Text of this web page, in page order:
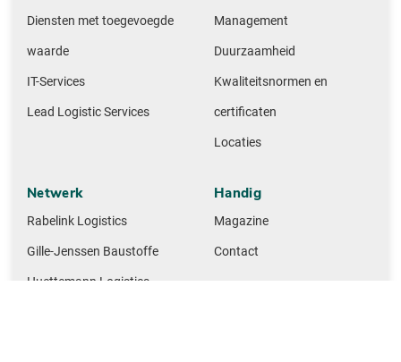
Diensten met toegevoegde
waarde
IT-Services
Lead Logistic Services
Management
Duurzaamheid
Kwaliteitsnormen en
certificaten
Locaties
Netwerk
Rabelink Logistics
Gille-Jenssen Baustoffe
Huettemann Logistics
Handig
Magazine
Contact